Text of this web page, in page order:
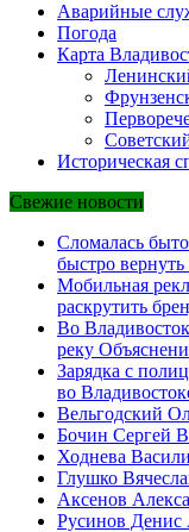
Владивосток —
Аварийные
Погода
Карта
Историческая
Свежие новости
Сломалась
быстро
Мобильная
раскрутить
Во
реку
Зарядка с
во
Вельгодский
Бочин Сергей
Ходнева
Глушко
Аксенов
Русинов Денис